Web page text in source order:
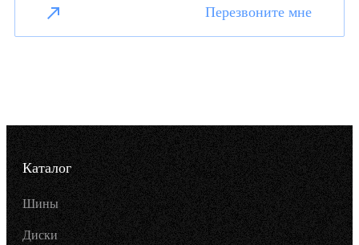
Перезвоните мне
Каталог
Шины
Диски